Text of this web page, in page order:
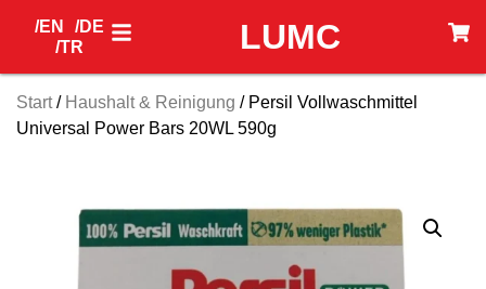
LUMC
/EN
/DE
/TR
Start/ Haushalt & Reinigung / Persil Vollwaschmittel
Universal Power Bars 20WL 590g